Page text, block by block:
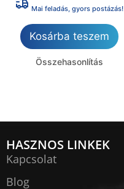
Mai feladás, gyors postázás!
Kosárba teszem
Összehasonlítás
HASZNOS LINKEK
Kapcsolat
Blog